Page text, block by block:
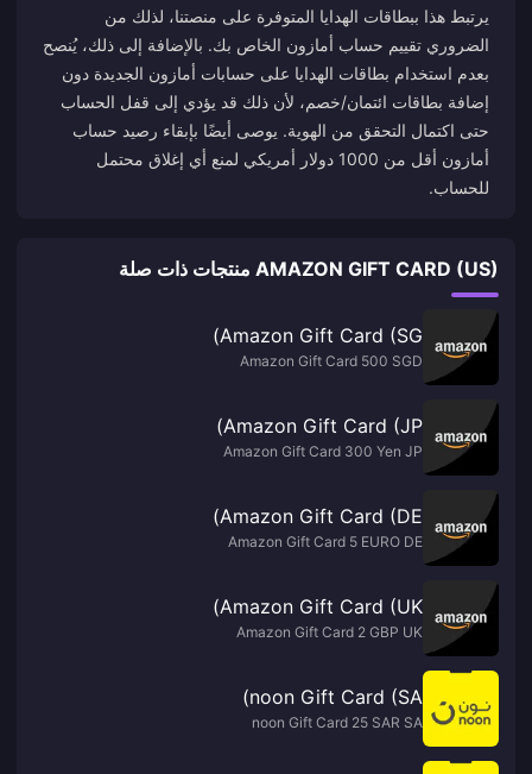
يرتبط هذا ببطاقات الهدايا المتوفرة على منصتنا، لذلك من
الضروري تقييم حساب أمازون الخاص بك. بالإضافة إلى ذلك، يُنصح
بعدم استخدام بطاقات الهدايا على حسابات أمازون الجديدة دون
إضافة بطاقات ائتمان/خصم، لأن ذلك قد يؤدي إلى قفل الحساب
حتى اكتمال التحقق من الهوية. يوصى أيضًا بإبقاء رصيد حساب
أمازون أقل من 1000 دولار أمريكي لمنع أي إغلاق محتمل
للحساب.
AMAZON GIFT CARD (US) منتجات ذات صلة
Amazon Gift Card (SG)
Amazon Gift Card 500 SGD
Amazon Gift Card (JP)
Amazon Gift Card 300 Yen JP
Amazon Gift Card (DE)
Amazon Gift Card 5 EURO DE
Amazon Gift Card (UK)
Amazon Gift Card 2 GBP UK
noon Gift Card (SA)
noon Gift Card 25 SAR SA